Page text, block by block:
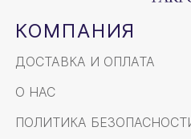
КОМПАНИЯ
ДОСТАВКА И ОПЛАТА
О НАС
ПОЛИТИКА